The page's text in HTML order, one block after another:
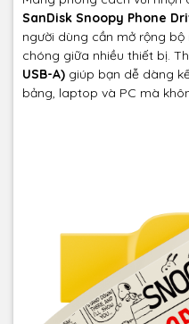
SanDisk Snoopy Phone
người dùng cần mở rộng
chóng giữa nhiều thiết bị.
USB-A) giúp bạn dễ dàng
bảng, laptop và PC mà